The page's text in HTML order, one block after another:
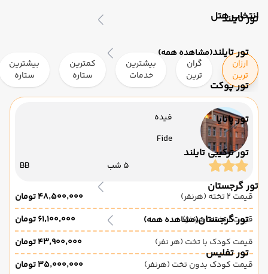
تور تایلند
تور تایلند(مشاهده همه)
تور پوکت
تور پاتایا
تور ترکیبی تایلند
تور گرجستان
تور گرجستان(مشاهده همه)
تور تفلیس
انتخاب هتل
ارزان
ترین
گران
ترین
بیشترین
خدمات
کمترین
ستاره
بیشترین
ستاره
فیده
Fide
5 شب BB
قیمت 2 تخته (هرنفر)
۴۸٬۵۰۰٬۰۰۰ تومان
قیمت 1 تخته (هرنفر)
۶۱٬۱۰۰٬۰۰۰ تومان
قیمت کودک با تخت (هر نفر)
۴۳٬۹۰۰٬۰۰۰ تومان
قیمت کودک بدون تخت (هرنفر)
۳۵٬۰۰۰٬۰۰۰ تومان